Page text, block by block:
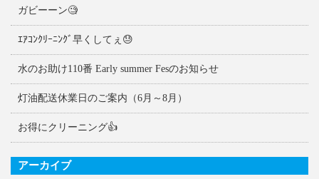
ガビーーン🧐
ｴｱｺﾝｸﾘｰﾆﾝｸﾞ早くしてぇ😓
水のお助け110番 Early summer Fesのお知らせ
灯油配送休業日のご案内（6月～8月）
お得にクリーニング👍
アーカイブ